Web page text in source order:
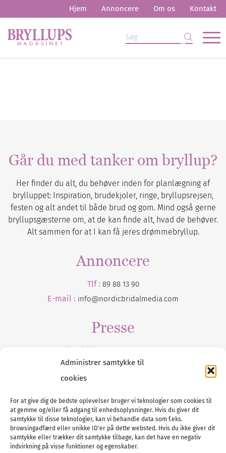
Administrer samtykke til
cookies
For at give dig de bedste oplevelser bruger vi teknologier som cookies til
at gemme og/eller få adgang til enhedsoplysninger. Hvis du giver dit
samtykke til disse teknologier, kan vi behandle data som f.eks.
browsingadfærd eller unikke ID'er på dette websted. Hvis du ikke giver dit
samtykke eller trækker dit samtykke tilbage, kan det have en negativ
indvirkning på visse funktioner og egenskaber.
Hjem Annoncere Om os Kontakt
Går du med tanker om bryllup?
Her finder du alt, du behøver inden for planlægning af
brylluppet: Inspiration, brudekjoler, ringe, bryllupsrejsen,
festen og alt andet til både brud og gom. Mind også gerne
bryllupsgæsterne om, at de kan finde alt, hvad de behøver.
Alt sammen for at I kan få jeres drømmebryllup.
Annoncere
Tlf : 89 88 13 90
E-mail : info@nordicbridalmedia.com
Presse
Tilmeld dig vores
Tel :89 88 13 90
E-post:info@nordicbridalmedia.com
Nordic Bridal Media